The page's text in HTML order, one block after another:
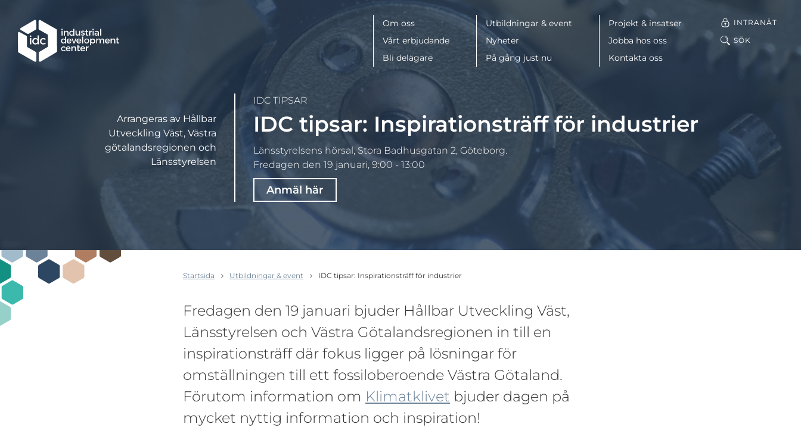
Meny
Om oss
Vårt erbjudande
Bli delägare
Utbildningar & event
Nyheter
På gång just nu
Projekt & insatser
Jobba hos oss
Kontakta oss
INTRANÄT
SÖK
Arrangeras av Hållbar
Utveckling Väst, Västra
götalandsregionen och
Länsstyrelsen
IDC TIPSAR
IDC tipsar: Inspirationsträff för industrier
Länsstyrelsens hörsal, Stora Badhusgatan 2, Göteborg.
Fredagen den 19 januari, 9:00 - 13:00
Anmäl här
Startsida Utbildningar & event IDC tipsar: Inspirationsträff för industrier
Fredagen den 19 januari bjuder Hållbar Utveckling Väst,
Länsstyrelsen och Västra Götalandsregionen in till en
inspirationsträff där fokus ligger på lösningar för
omställningen till ett fossiloberoende Västra Götaland.
Förutom information om Klimatklivet bjuder dagen på
mycket nyttig information och inspiration!
Facebook
LinkedIn
Mail